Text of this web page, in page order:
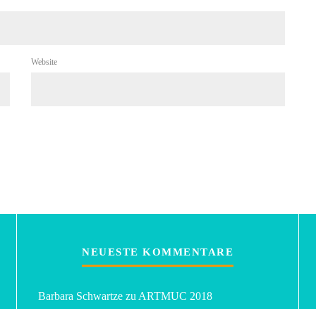
Website
NEUESTE KOMMENTARE
Barbara Schwartze zu ARTMUC 2018